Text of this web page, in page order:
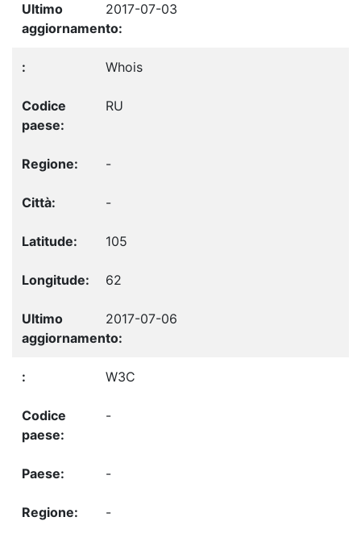
2017-07-03
Whois
RU
-
-
105
62
2017-07-06
W3C
-
-
-